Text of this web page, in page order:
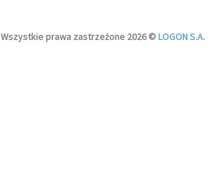
Wszystkie prawa zastrzeżone 2026 ©LOGON S.A.